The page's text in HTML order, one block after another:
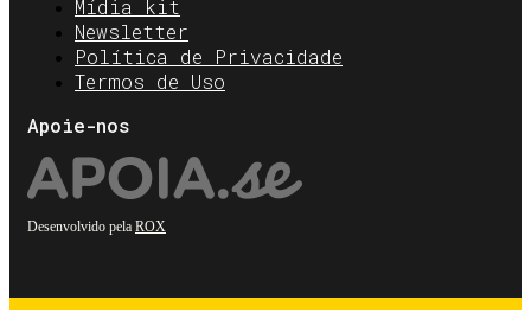
Mídia kit
Newsletter
Política de Privacidade
Termos de Uso
Apoie-nos
Desenvolvido pela ROX